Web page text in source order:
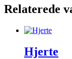
Relaterede
Hjerte